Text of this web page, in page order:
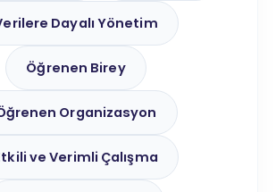
Dayalı Yönetim
Öğrenen Birey
Organizasyon
ve Verimli Çalışma